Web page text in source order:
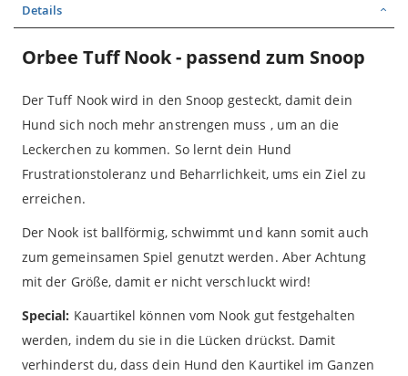
Details
Orbee Tuff Nook - passend zum Snoop
Der Tuff Nook wird in den Snoop gesteckt, damit dein
Hund sich noch mehr anstrengen muss , um an die
Leckerchen zu kommen. So lernt dein Hund
Frustrationstoleranz und Beharrlichkeit, ums ein Ziel zu
erreichen.
Der Nook ist ballförmig, schwimmt und kann somit auch
zum gemeinsamen Spiel genutzt werden. Aber Achtung
mit der Größe, damit er nicht verschluckt wird!
Special: Kauartikel können vom Nook gut festgehalten
werden, indem du sie in die Lücken drückst. Damit
verhinderst du, dass dein Hund den Kaurtikel im Ganzen